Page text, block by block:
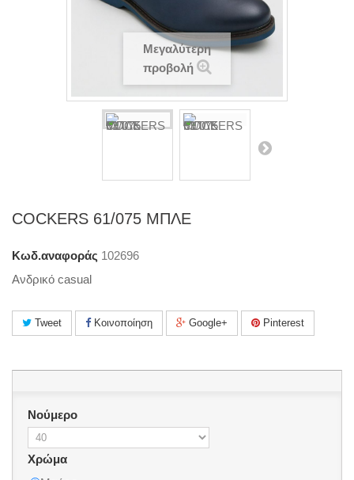
Μεγαλύτερη
προβολή
COCKERS 61/075 ΜΠΛΕ
Κωδ.αναφοράς 102696
Ανδρικό casual
Tweet Κοινοποίηση Google+ Pinterest
Νούμερο
Χρώμα